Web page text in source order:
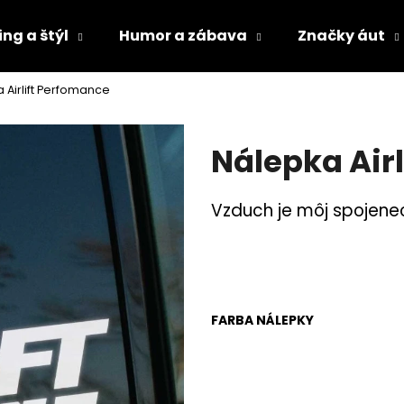
a štýl Humor a zábava Značky áut
Airlift Perfomance
Nálepka
Vzduch je môj
FARBA NÁLEPKY
Čo potrebujete nájsť?
HĽADAŤ
Odporúčame